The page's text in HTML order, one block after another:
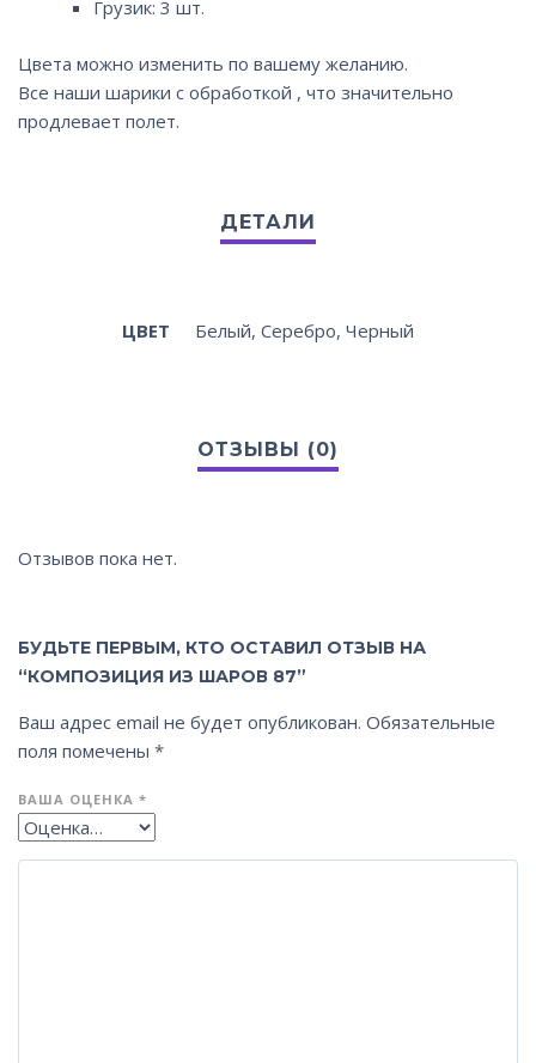
Грузик: 3 шт.
Цвета можно изменить по вашему желанию.
Все наши шарики с обработкой , что значительно
продлевает полет.
ЦВЕТ Белый, Серебро, Черный
Отзывов пока нет.
БУДЬТЕ ПЕРВЫМ, КТО ОСТАВИЛ ОТЗЫВ НА
“КОМПОЗИЦИЯ ИЗ ШАРОВ 87”
Ваш адрес email не будет опубликован. Обязательные
поля помечены *
ВАША ОЦЕНКА *